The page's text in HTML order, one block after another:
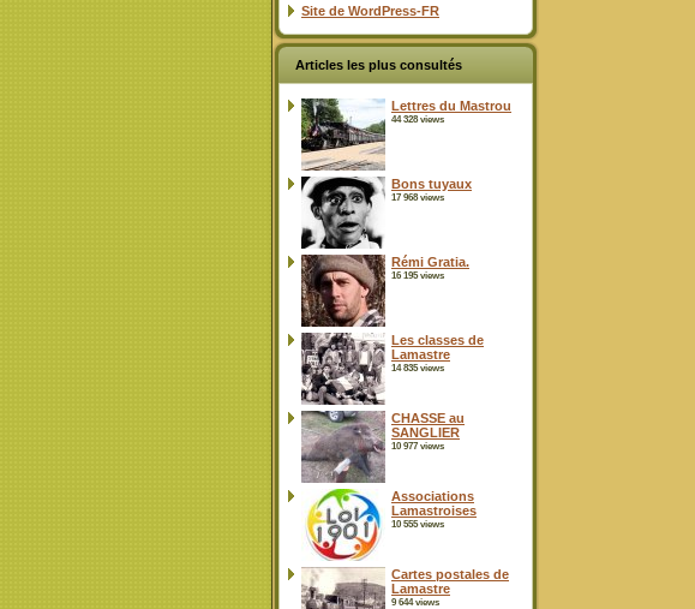
Site de WordPress-FR
Articles les plus consultés
Lettres du Mastrou
44 328 views
Bons tuyaux
17 968 views
Rémi Gratia.
16 195 views
Les classes de
Lamastre
14 835 views
CHASSE au
SANGLIER
10 977 views
Associations
Lamastroises
10 555 views
Cartes postales de
Lamastre
9 644 views